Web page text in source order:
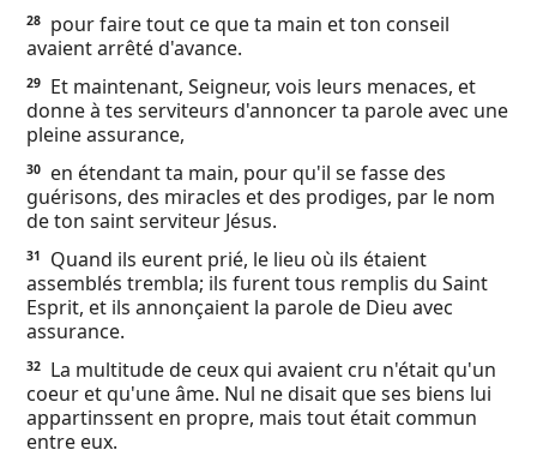
28
pour faire tout ce que ta main et ton conseil
avaient arrêté d'avance.
29
Et maintenant, Seigneur, vois leurs menaces, et
donne à tes serviteurs d'annoncer ta parole avec une
pleine assurance,
30
en étendant ta main, pour qu'il se fasse des
guérisons, des miracles et des prodiges, par le nom
de ton saint serviteur Jésus.
31
Quand ils eurent prié, le lieu où ils étaient
assemblés trembla; ils furent tous remplis du Saint
Esprit, et ils annonçaient la parole de Dieu avec
assurance.
32
La multitude de ceux qui avaient cru n'était qu'un
coeur et qu'une âme. Nul ne disait que ses biens lui
appartinssent en propre, mais tout était commun
entre eux.